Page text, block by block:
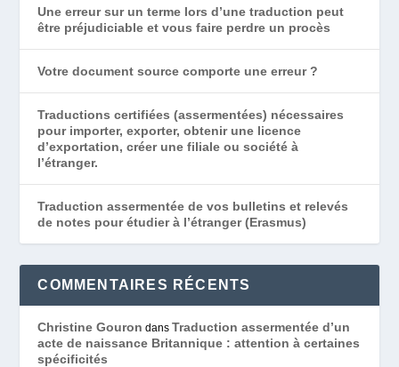
Une erreur sur un terme lors d’une traduction peut
être préjudiciable et vous faire perdre un procès
Votre document source comporte une erreur ?
Traductions certifiées (assermentées) nécessaires
pour importer, exporter, obtenir une licence
d’exportation, créer une filiale ou société à
l’étranger.
Traduction assermentée de vos bulletins et relevés
de notes pour étudier à l’étranger (Erasmus)
COMMENTAIRES RÉCENTS
Christine Gouron dansTraduction assermentée d’un
acte de naissance Britannique : attention à certaines
spécificités